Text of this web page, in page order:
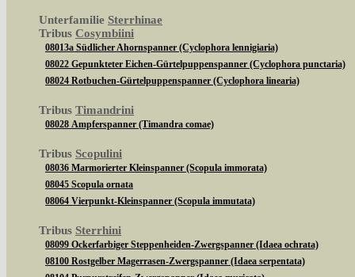
Unterfamilie Sterrhinae
Tribus Cosymbiini
08013a Südlicher Ahornspanner (Cyclophora lennigiaria)
08022 Gepunkteter Eichen-Gürtelpuppenspanner (Cyclophora punctaria)
08024 Rotbuchen-Gürtelpuppenspanner (Cyclophora linearia)
Tribus Timandrini
08028 Ampferspanner (Timandra comae)
Tribus Scopulini
08036 Marmorierter Kleinspanner (Scopula immorata)
08045 Scopula ornata
08064 Vierpunkt-Kleinspanner (Scopula immutata)
Tribus Sterrhini
08099 Ockerfarbiger Steppenheiden-Zwergspanner (Idaea ochrata)
08100 Rostgelber Magerrasen-Zwergspanner (Idaea serpentata)